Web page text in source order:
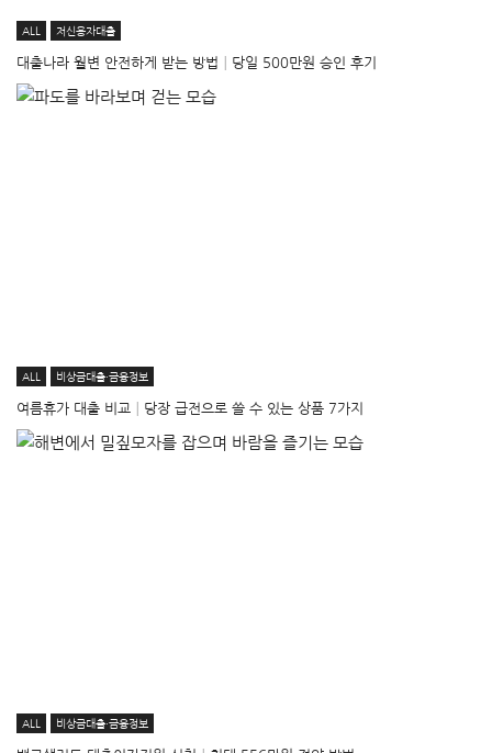
ALL 저신용자대출
대출나라 월변 안전하게 받는 방법│당일 500만원 승인 후기
ALL 비상금대출·금융정보
여름휴가 대출 비교│당장 급전으로 쓸 수 있는 상품 7가지
ALL 비상금대출·금융정보